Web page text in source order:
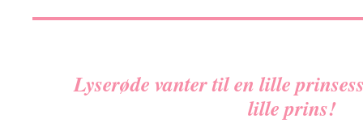
Lyserøde vanter til en lille
lille prins!